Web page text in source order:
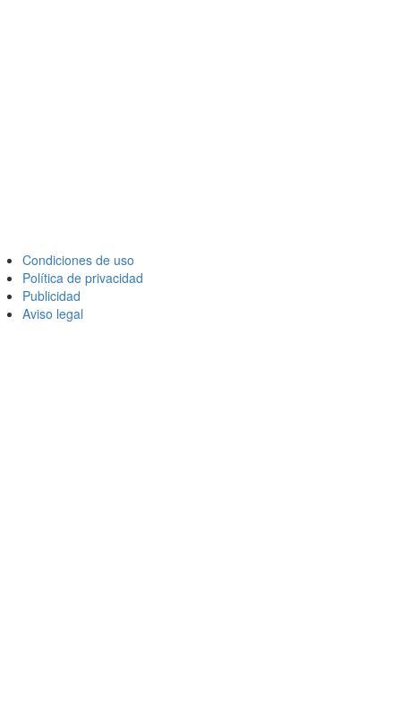
Condiciones de uso
Política de privacidad
Publicidad
Aviso legal